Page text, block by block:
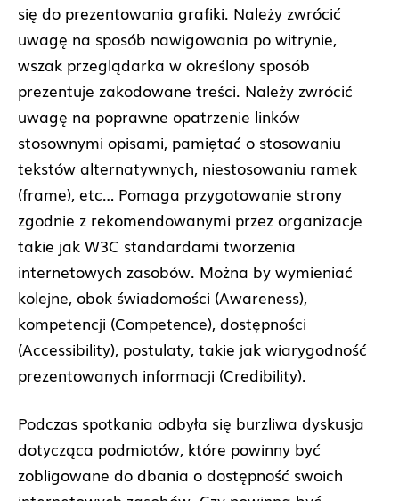
się do prezentowania grafiki. Należy zwrócić
uwagę na sposób nawigowania po witrynie,
wszak przeglądarka w określony sposób
prezentuje zakodowane treści. Należy zwrócić
uwagę na poprawne opatrzenie linków
stosownymi opisami, pamiętać o stosowaniu
tekstów alternatywnych, niestosowaniu ramek
(frame), etc… Pomaga przygotowanie strony
zgodnie z rekomendowanymi przez organizacje
takie jak W3C standardami tworzenia
internetowych zasobów. Można by wymieniać
kolejne, obok świadomości (Awareness),
kompetencji (Competence), dostępności
(Accessibility), postulaty, takie jak wiarygodność
prezentowanych informacji (Credibility).
Podczas spotkania odbyła się burzliwa dyskusja
dotycząca podmiotów, które powinny być
zobligowane do dbania o dostępność swoich